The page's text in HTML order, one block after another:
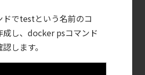
年6月
ブログ】
ンテナセキュリティとは？
ラウドネイティブ時代に必要な対策の全体像
ドでtestという名前のコ
成し、docker psコマンド
します。